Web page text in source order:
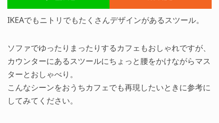
IKEAでもニトリでもたくさんデザインがあるスツール。
ソファでゆったりまったりするカフェもおしゃれですが、
カウンターにあるスツールにちょっと腰をかけながらマス
ターとおしゃべり。
こんなシーンをおうちカフェでも再現したいときに参考に
してみてください。